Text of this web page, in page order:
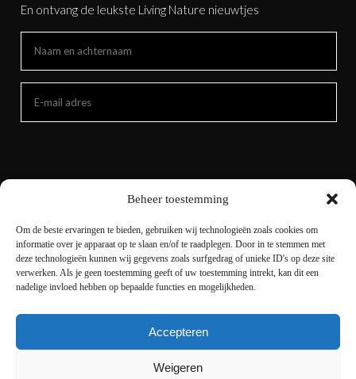
Beheer toestemming
Om de beste ervaringen te bieden, gebruiken wij technologieën zoals cookies om
informatie over je apparaat op te slaan en/of te raadplegen. Door in te stemmen met
deze technologieën kunnen wij gegevens zoals surfgedrag of unieke ID's op deze site
verwerken. Als je geen toestemming geeft of uw toestemming intrekt, kan dit een
nadelige invloed hebben op bepaalde functies en mogelijkheden.
Accepteren
Weigeren
En ontvang de leukste Living Nature nieuwtjes
Copyright © 2021 livingnature.nl | Alle rechten